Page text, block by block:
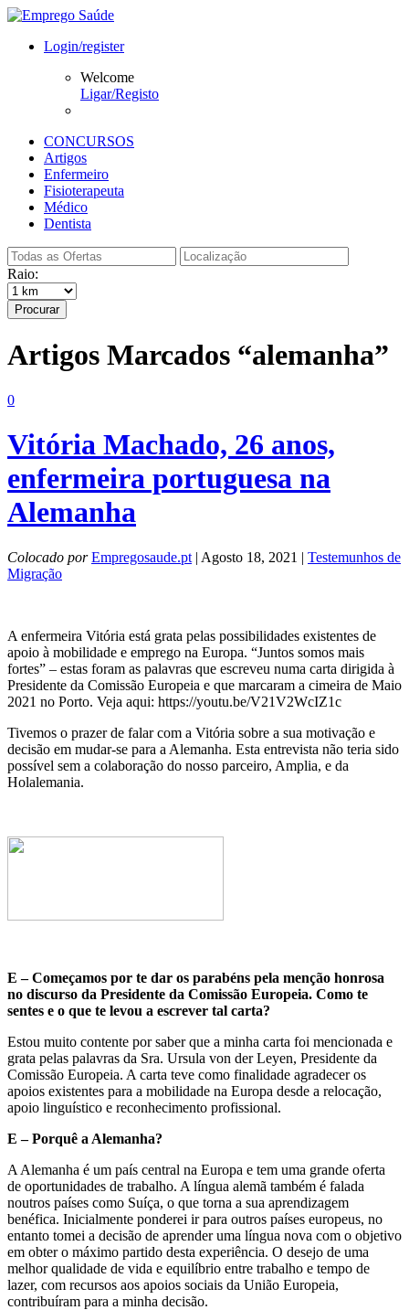
Login/register
Welcome
Ligar/Registo
CONCURSOS
Artigos
Enfermeiro
Fisioterapeuta
Médico
Dentista
Raio:
Procurar
Artigos Marcados “alemanha”
0
Vitória Machado, 26 anos,
enfermeira portuguesa na
Alemanha
Colocado por Empregosaude.pt | Agosto 18, 2021 | Testemunhos de
Migração
A enfermeira Vitória está grata pelas possibilidades existentes de
apoio à mobilidade e emprego na Europa. “Juntos somos mais
fortes” – estas foram as palavras que escreveu numa carta dirigida à
Presidente da Comissão Europeia e que marcaram a cimeira de Maio
2021 no Porto. Veja aqui: https://youtu.be/V21V2WcIZ1c
Tivemos o prazer de falar com a Vitória sobre a sua motivação e
decisão em mudar-se para a Alemanha. Esta entrevista não teria sido
possível sem a colaboração do nosso parceiro, Amplia, e da
Holalemania.
E – Começamos por te dar os parabéns pela menção honrosa
no discurso da Presidente da Comissão Europeia. Como te
sentes e o que te levou a escrever tal carta?
Estou muito contente por saber que a minha carta foi mencionada e
grata pelas palavras da Sra. Ursula von der Leyen, Presidente da
Comissão Europeia. A carta teve como finalidade agradecer os
apoios existentes para a mobilidade na Europa desde a relocação,
apoio linguístico e reconhecimento profissional.
E – Porquê a Alemanha?
A Alemanha é um país central na Europa e tem uma grande oferta
de oportunidades de trabalho. A língua alemã também é falada
noutros países como Suíça, o que torna a sua aprendizagem
benéfica. Inicialmente ponderei ir para outros países europeus, no
entanto tomei a decisão de aprender uma língua nova com o objetivo
em obter o máximo partido desta experiência. O desejo de uma
melhor qualidade de vida e equilíbrio entre trabalho e tempo de
lazer, com recursos aos apoios sociais da União Europeia,
contribuíram para a minha decisão.